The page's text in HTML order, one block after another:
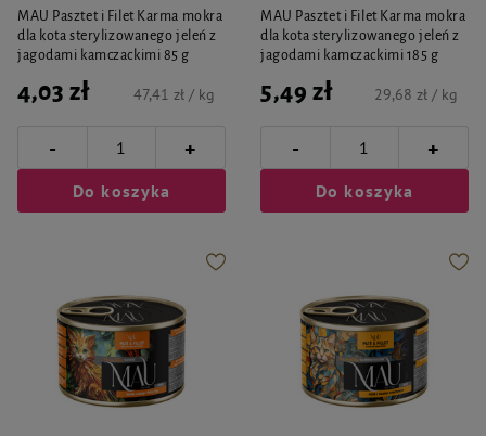
MAU Pasztet i Filet Karma mokra
dla kota sterylizowanego jeleń z
jagodami kamczackimi 85 g
4,03 zł 47,41 zł / kg
- +
Do koszyka
MAU Pasztet i Filet Karma mokra
dla kota sterylizowanego jeleń z
jagodami kamczackimi 185 g
5,49 zł 29,68 zł / kg
- +
Do koszyka